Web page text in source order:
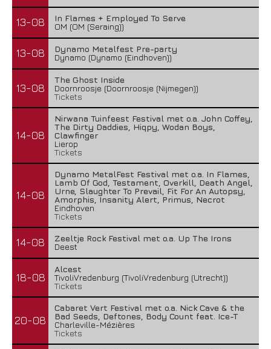
13-08
In Flames + Employed To Serve
OM (OM (Seraing))
13-08
Dynamo Metalfest Pre-party
Dynamo (Dynamo (Eindhoven))
13-08
The Ghost Inside
Doornroosje (Doornroosje (Nijmegen))
Tickets
14-08
Nirwana Tuinfeest Festival met o.a. John Coffey,
The Dirty Daddies, Hiqpy, Wodan Boys,
Clawfinger
Lierop
Tickets
14-08
Dynamo MetalFest Festival met o.a. In Flames,
Lamb Of God, Testament, Overkill, Death Angel,
Urne, Slaughter To Prevail, Fit For An Autopsy,
Amorphis, Insanity Alert, Primus, Necrot
Eindhoven
Tickets
14-08
Zeeltje Rock Festival met o.a. Up The Irons
Deest
18-08
Alcest
TivoliVredenburg (TivoliVredenburg (Utrecht))
Tickets
20-08
Cabaret Vert Festival met o.a. Nick Cave & the
Bad Seeds, Deftones, Body Count feat. Ice-T
Charleville-Mézières
Tickets